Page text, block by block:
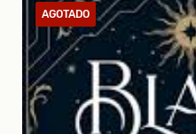
AGOTADO